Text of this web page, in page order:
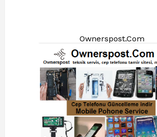
Ownerspost.Com